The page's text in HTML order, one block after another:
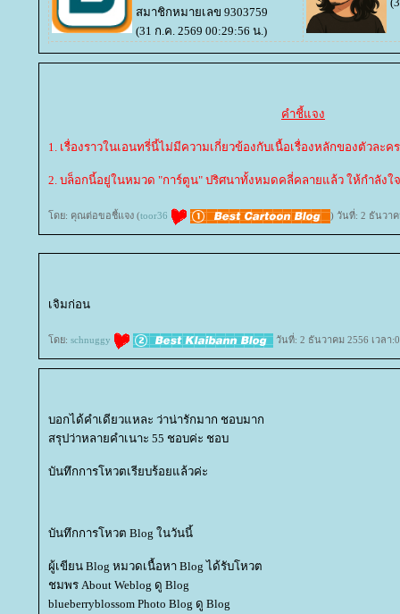
สมาชิกหมายเลข 9303759
(31 ก.ค. 2569 00:29:56 น.)
คำชี้แจง
1. เรื่องราวในเอนทรี่นี้ไม่มีความเกี่ยวข้องกับเนื้อเรื่องหลักของตัวละค
2. บล็อกนี้อยู่ในหมวด "การ์ตูน" ปริศนาทั้งหมดคลี่คลายแล้ว ให้กำลั
ดย: คุณต่อขอชี้แจง (toor36 ) วันที่: 2 ธันวาค
เจิมก่อน
ดย: schnuggy วันที่: 2 ธันวาคม 2556 เวลา
บอกได้คำเดียวแหละ ว่าน่ารักมาก ชอบมาก
สรุปว่าหลายคำเนาะ 55 ชอบค่ะ ชอบ
บันทึกการโหวตเรียบร้อยแล้วค่ะ
บันทึกการโหวต Blog ในวันนี้
ผู้เขียน Blog หมวดเนื้อหา Blog ได้รับโหวต
ชมพร About Weblog ดู Blog
blueberryblossom Photo Blog ดู Blog